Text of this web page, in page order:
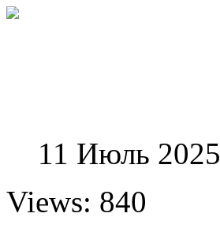
11 Июль 2025
Views: 840